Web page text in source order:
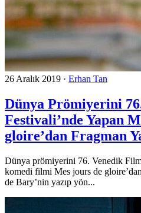
26 Aralık 2019 · Erhan Tan
Dünya Prömiyerini
Festivali’nde Yapan
gloire’dan Fragman
Dünya prömiyerini 76. Venedik
komedi filmi Mes jours de
de Bary’nin yazıp yön...